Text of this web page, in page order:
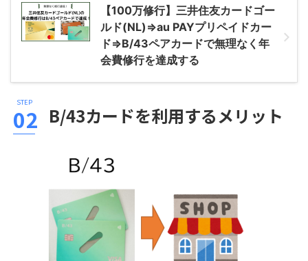
【100万修行】三井住友カードゴー
ルド(NL)⇒au PAYプリペイドカー
ド⇒B/43ペアカードで無理なく年
会費修行を達成する
B/43カードを利用するメリット